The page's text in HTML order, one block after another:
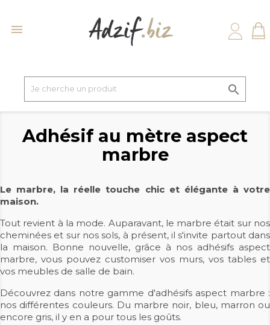


Adhésif au mètre aspect
marbre
Le marbre, la réelle touche chic et élégante à votre
maison.
Tout revient à la mode. Auparavant, le marbre était sur nos
cheminées et sur nos sols, à présent, il s'invite partout dans
la maison. Bonne nouvelle, grâce à nos adhésifs aspect
marbre, vous pouvez customiser vos murs, vos tables et
vos meubles de salle de bain.
Découvrez dans notre gamme d'adhésifs aspect marbre :
nos différentes couleurs. Du marbre noir, bleu, marron ou
encore gris, il y en a pour tous les goûts.